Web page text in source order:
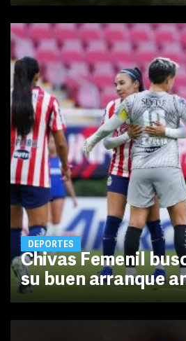
DEPORTES
Chivas Femenil
su buen arranque